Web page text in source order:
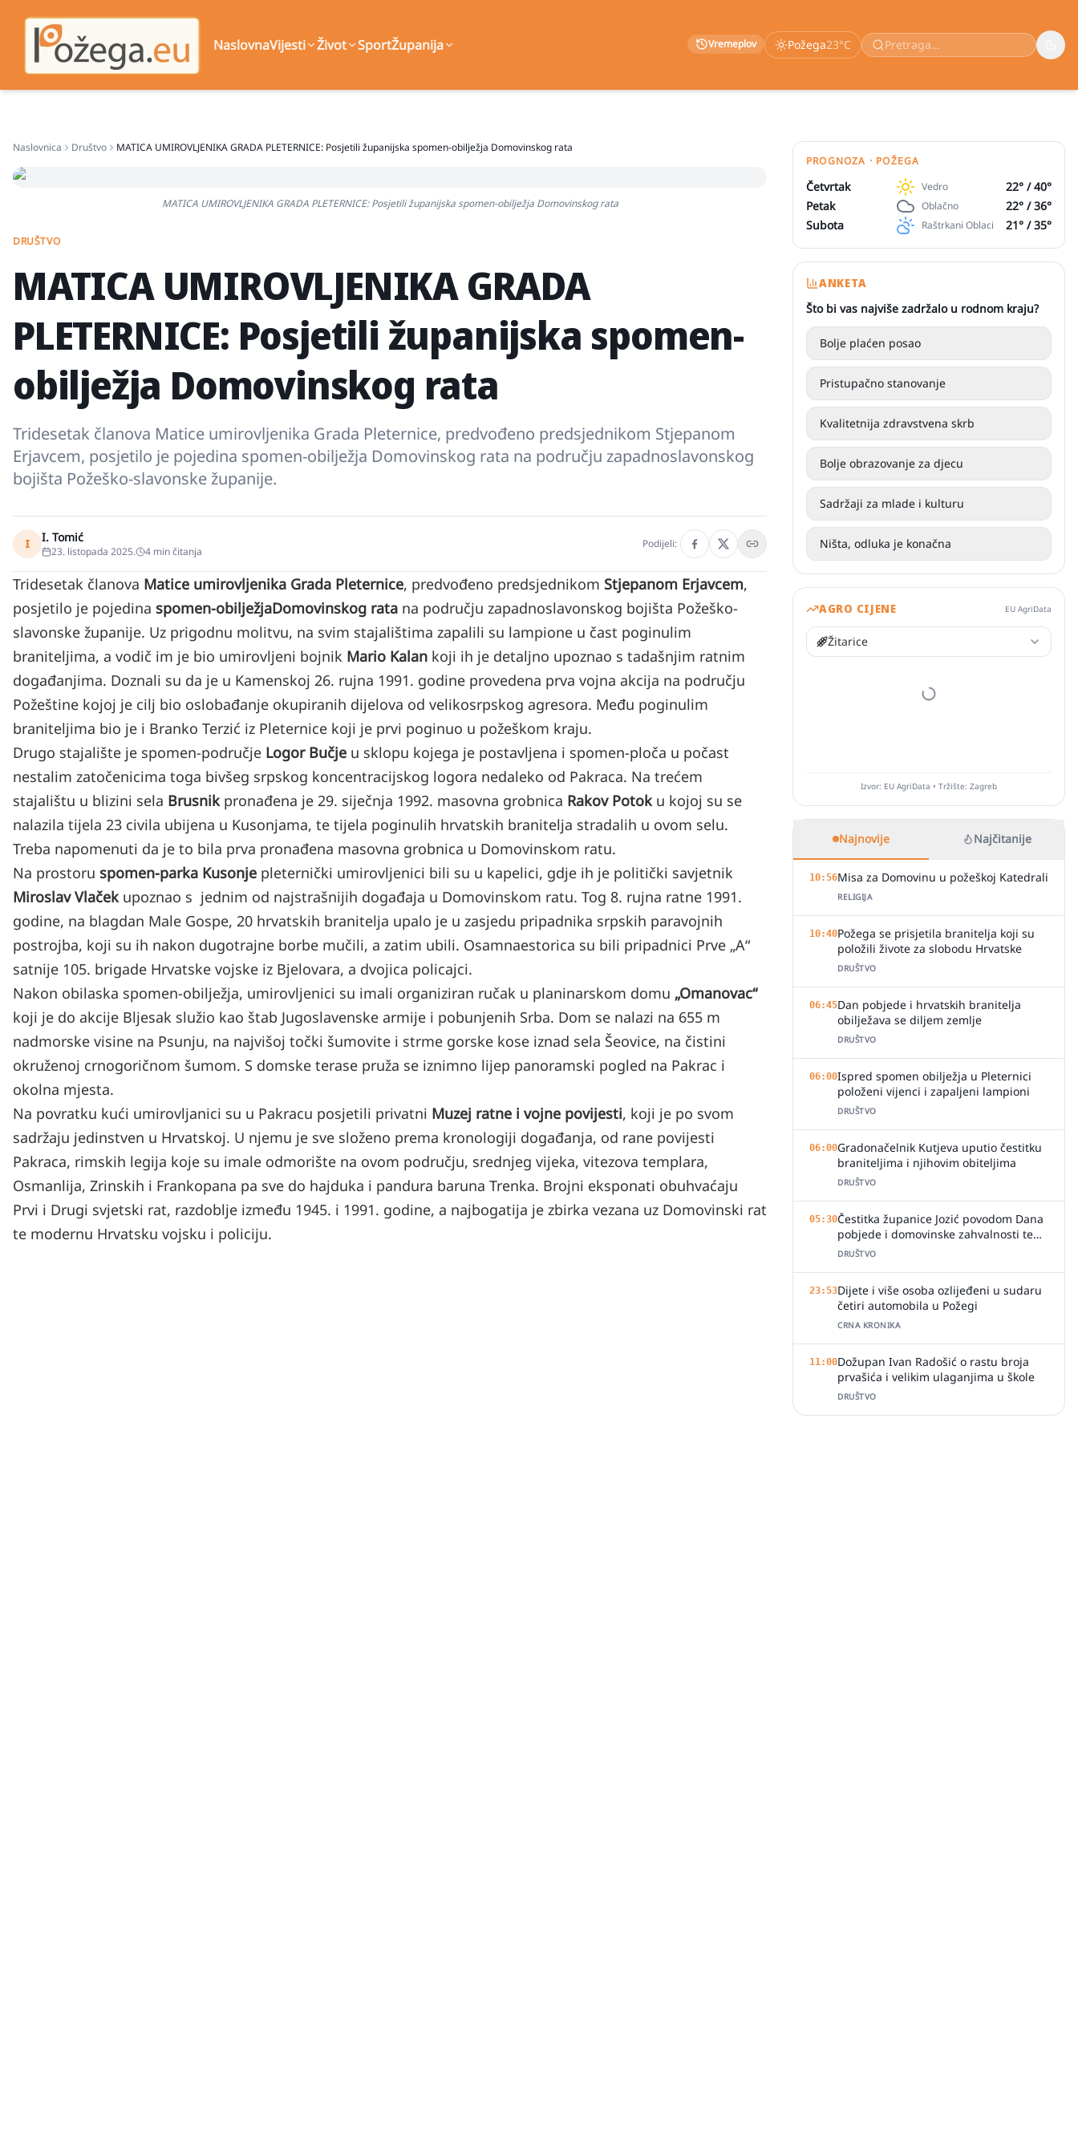
NaslovnaVijesti Život SportŽupanija Vremeplov Požega23°C
Naslovnica Društvo MATICA UMIROVLJENIKA GRADA PLETERNICE: Posjetili županijska spomen-obilježja Domovinskog rata
MATICA UMIROVLJENIKA GRADA PLETERNICE: Posjetili županijska spomen-obilježja Domovinskog rata
DRUŠTVO
MATICA UMIROVLJENIKA GRADA
PLETERNICE: Posjetili županijska spomen-
obilježja Domovinskog rata
Tridesetak članova Matice umirovljenika Grada Pleternice, predvođeno predsjednikom Stjepanom
Erjavcem, posjetilo je pojedina spomen-obilježja Domovinskog rata na području zapadnoslavonskog
bojišta Požeško-slavonske županije.
I I. Tomić
23. listopada 2025. 4 min čitanja
Podijeli:
Tridesetak članova Matice umirovljenika Grada Pleternice, predvođeno predsjednikom Stjepanom Erjavcem,
posjetilo je pojedina spomen-obilježjaDomovinskog rata na području zapadnoslavonskog bojišta Požeško-
slavonske županije. Uz prigodnu molitvu, na svim stajalištima zapalili su lampione u čast poginulim
braniteljima, a vodič im je bio umirovljeni bojnik Mario Kalan koji ih je detaljno upoznao s tadašnjim ratnim
događanjima. Doznali su da je u Kamenskoj 26. rujna 1991. godine provedena prva vojna akcija na području
Požeštine kojoj je cilj bio oslobađanje okupiranih dijelova od velikosrpskog agresora. Među poginulim
braniteljima bio je i Branko Terzić iz Pleternice koji je prvi poginuo u požeškom kraju.
Drugo stajalište je spomen-područje Logor Bučje u sklopu kojega je postavljena i spomen-ploča u počast
nestalim zatočenicima toga bivšeg srpskog koncentracijskog logora nedaleko od Pakraca. Na trećem
stajalištu u blizini sela Brusnikpronađena je 29. siječnja 1992. masovna grobnica Rakov Potoku kojoj su se
nalazila tijela 23 civila ubijena u Kusonjama, te tijela poginulih hrvatskih branitelja stradalih u ovom selu.
Treba napomenuti da je to bila prva pronađena masovna grobnica u Domovinskom ratu.
Na prostoru spomen-parka Kusonje pleternički umirovljenici bili su u kapelici, gdje ih je politički savjetnik
Miroslav Vlačekupoznao s jednim od najstrašnijih događaja u Domovinskom ratu. Tog 8. rujna ratne 1991.
godine, na blagdan Male Gospe, 20 hrvatskih branitelja upalo je u zasjedu pripadnika srpskih paravojnih
postrojba, koji su ih nakon dugotrajne borbe mučili, a zatim ubili. Osamnaestorica su bili pripadnici Prve „A“
satnije 105. brigade Hrvatske vojske iz Bjelovara, a dvojica policajci.
Nakon obilaska spomen-obilježja, umirovljenici su imali organiziran ručak u planinarskom domu „Omanovac“
koji je do akcije Bljesak služio kao štab Jugoslavenske armije i pobunjenih Srba. Dom se nalazi na 655 m
nadmorske visine na Psunju, na najvišoj točki šumovite i strme gorske kose iznad sela Šeovice, na čistini
okruženoj crnogoričnom šumom. S domske terase pruža se iznimno lijep panoramski pogled na Pakrac i
okolna mjesta.
Na povratku kući umirovljanici su u Pakracu posjetili privatni Muzej ratne i vojne povijesti, koji je po svom
sadržaju jedinstven u Hrvatskoj. U njemu je sve složeno prema kronologiji događanja, od rane povijesti
Pakraca, rimskih legija koje su imale odmorište na ovom području, srednjeg vijeka, vitezova templara,
Osmanlija, Zrinskih i Frankopana pa sve do hajduka i pandura baruna Trenka. Brojni eksponati obuhvaćaju
Prvi i Drugi svjetski rat, razdoblje između 1945. i 1991. godine, a najbogatija je zbirka vezana uz Domovinski rat
te modernu Hrvatsku vojsku i policiju.
PROGNOZA · POŽEGA
Četvrtak Vedro 22° /40°
Petak
Oblačno 22° /36°
Subota
Raštrkani Oblaci 21° /35°
ANKETA
Što bi vas najviše zadržalo u rodnom kraju?
Bolje plaćen posao
Pristupačno stanovanje
Kvalitetnija zdravstvena skrb
Bolje obrazovanje za djecu
Sadržaji za mlade i kulturu
Ništa, odluka je konačna
AGRO CIJENE EU AgriData
Žitarice
Izvor: EU AgriData • Tržište: Zagreb
Najnovije Najčitanije
10:56Misa za Domovinu u požeškoj Katedrali
RELIGIJA
10:40Požega se prisjetila branitelja koji su
položili živote za slobodu Hrvatske
DRUŠTVO
06:45Dan pobjede i hrvatskih branitelja
obilježava se diljem zemlje
DRUŠTVO
06:00Ispred spomen obilježja u Pleternici
položeni vijenci i zapaljeni lampioni
DRUŠTVO
06:00Gradonačelnik Kutjeva uputio čestitku
braniteljima i njihovim obiteljima
DRUŠTVO
05:30Čestitka županice Jozić povodom Dana
pobjede i domovinske zahvalnosti te
Dana hrvatskih branitelja
DRUŠTVO
23:53Dijete i više osoba ozlijeđeni u sudaru
četiri automobila u Požegi
CRNA KRONIKA
11:00Dožupan Ivan Radošić o rastu broja
prvašića i velikim ulaganjima u škole
DRUŠTVO